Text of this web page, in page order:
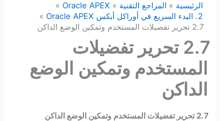
الرئيسية المراجع التقنية
Oracle APEX
2. البدء السريع في أوراكل أبكس Oracle APEX
2.7 تحرير تفضيلات المستخدم وتمكين الوضع الداكن
2.7 تحرير تفضيلات
المستخدم وتمكين الوضع
الداكن
2.7 تحرير تفضيلات المستخدم وتمكين الوضع الداكن